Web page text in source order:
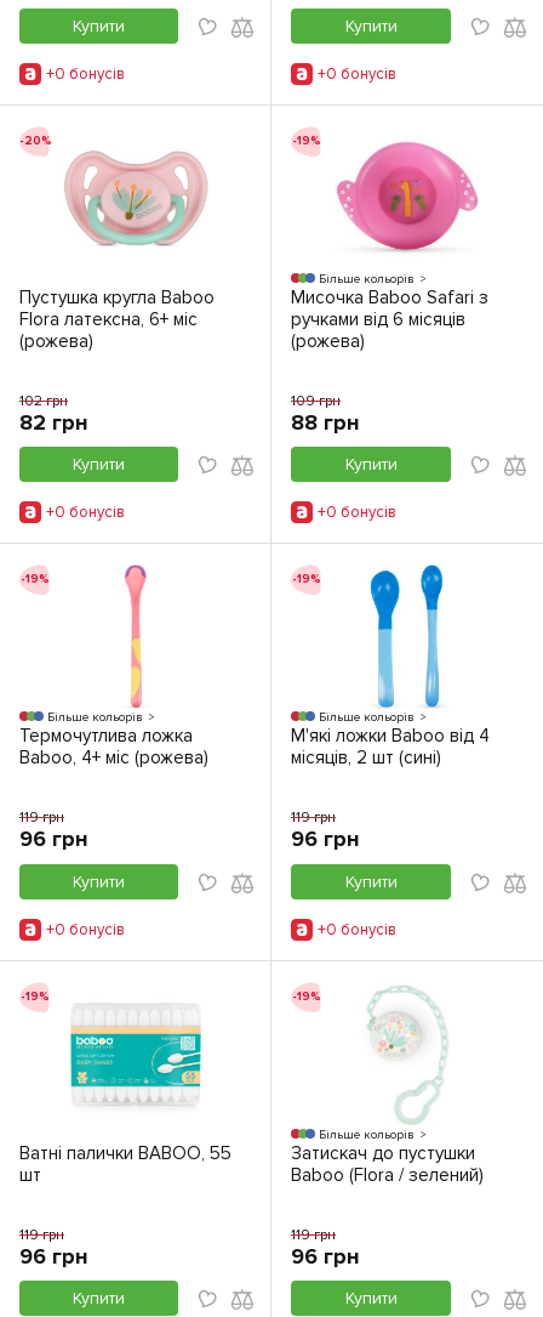
Купити
+0 бонусiв
Купити
+0 бонусiв
-20%
Пустушка кругла Baboo
Flora латексна, 6+ міс
(рожева)
102 грн
82 грн
Купити
+0 бонусiв
-19%
Більше кольорів
Мисочка Baboo Safari з
ручками від 6 місяців
(рожева)
109 грн
88 грн
Купити
+0 бонусiв
-19%
Більше кольорів
Термочутлива ложка
Baboo, 4+ міс (рожева)
119 грн
96 грн
Купити
+0 бонусiв
-19%
Більше кольорів
М'які ложки Baboo від 4
місяців, 2 шт (сині)
119 грн
96 грн
Купити
+0 бонусiв
-19%
Ватні палички BABOO, 55
шт
119 грн
96 грн
Купити
-19%
Більше кольорів
Затискач до пустушки
Baboo (Flora / зелений)
119 грн
96 грн
Купити